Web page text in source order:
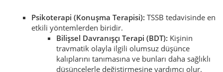
Psikoterapi (Konuşma Terapisi): TSSB tedavisinde en
etkili yöntemlerden biridir.
Bilişsel Davranışçı Terapi (BDT): Kişinin
travmatik olayla ilgili olumsuz düşünce
kalıplarını tanımasına ve bunları daha sağlıklı
düşüncelerle değiştirmesine yardımcı olur.